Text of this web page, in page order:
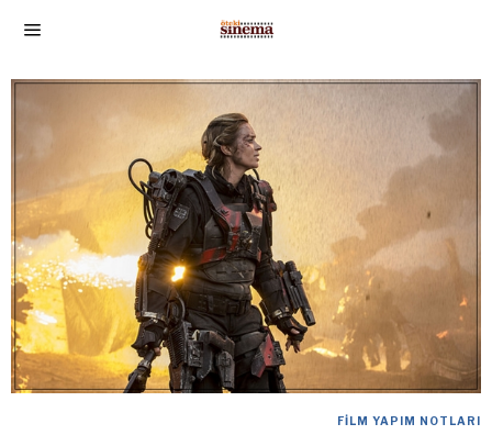
FILM YAPIM NOTLARI